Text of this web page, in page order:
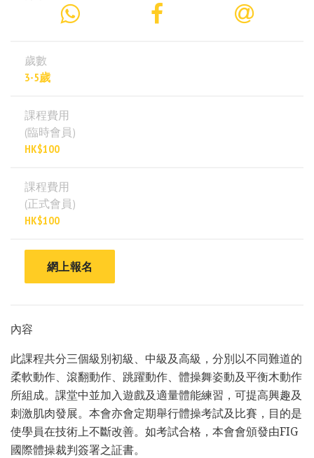
歲數
3-5歲
課程費用
(臨時會員)
HK$100
課程費用
(正式會員)
HK$100
網上報名
內容
此課程共分三個級別初級、中級及高級，分別以不同難道的
柔軟動作、滾翻動作、跳躍動作、體操舞姿動及平衡木動作
所組成。課堂中並加入遊戲及適量體能練習，可提高興趣及
刺激肌肉發展。本會亦會定期舉行體操考試及比賽，目的是
使學員在技術上不斷改善。如考試合格，本會會頒發由FIG
國際體操裁判簽署之証書。